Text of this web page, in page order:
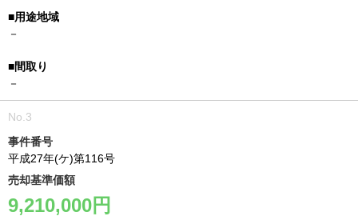
－
－
事件番号
平成27年(ケ)第116号
売却基準価額
9,210,000円